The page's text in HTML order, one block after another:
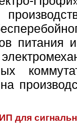
питания
для